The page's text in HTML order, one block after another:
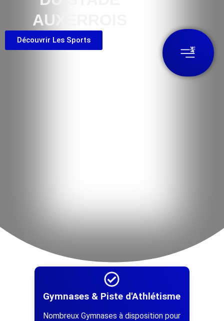
AUXERROIS
Découvrir Les Sports
Gymnases & Piste d'Athlétisme
Nombreux Gymnases à disposition pour